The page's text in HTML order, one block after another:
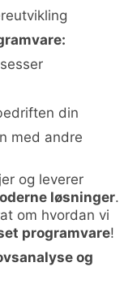
din
med andre
og leverer
løsninger.
om hvordan vi
programvare!
og